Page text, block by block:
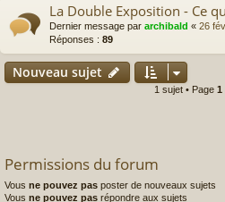
La Double Exposition - Ce
Dernier message par archibald « 26
Réponses : 89
Nouveau sujet
1 sujet • Page 1
Permissions du forum
Vous ne pouvez pas poster de nouveaux sujets
Vous ne pouvez pas répondre aux sujets